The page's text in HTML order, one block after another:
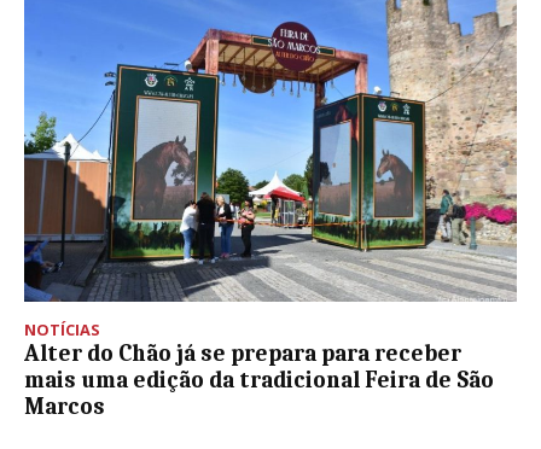
NOTÍCIAS
Alter do Chão já se prepara para receber
mais uma edição da tradicional Feira de São
Marcos